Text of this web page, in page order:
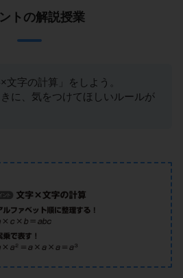
トの解説授業
文字の計算」をしよう。
に、気をつけてほしいルールが